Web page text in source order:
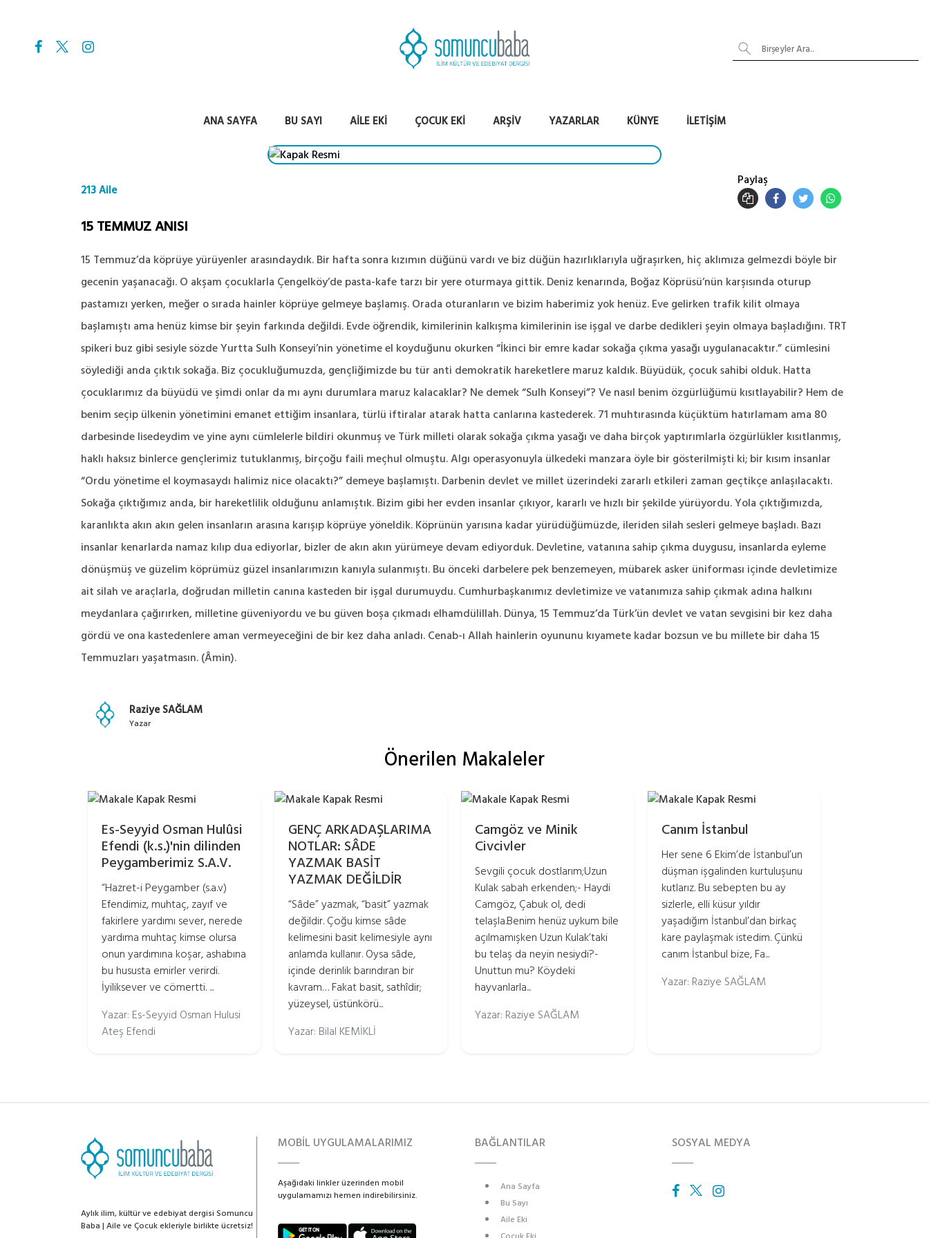
ANA SAYFA BU SAYI AILE EKI ÇOCUK EKI ARŞIV YAZARLAR KÜNYE İLETIŞIM
213 Aile
Paylaş
15 TEMMUZ ANISI
15 Temmuz’da köprüye yürüyenler arasındaydık. Bir hafta sonra kızımın düğünü vardı ve biz düğün hazırlıklarıyla uğraşırken, hiç aklımıza gelmezdi böyle bir
gecenin yaşanacağı. O akşam çocuklarla Çengelköy’de pasta-kafe tarzı bir yere oturmaya gittik. Deniz kenarında, Boğaz Köprüsü’nün karşısında oturup
pastamızı yerken, meğer o sırada hainler köprüye gelmeye başlamış. Orada oturanların ve bizim haberimiz yok henüz. Eve gelirken trafik kilit olmaya
başlamıştı ama henüz kimse bir şeyin farkında değildi. Evde öğrendik, kimilerinin kalkışma kimilerinin ise işgal ve darbe dedikleri şeyin olmaya başladığını. TRT
spikeri buz gibi sesiyle sözde Yurtta Sulh Konseyi’nin yönetime el koyduğunu okurken “İkinci bir emre kadar sokağa çıkma yasağı uygulanacaktır.” cümlesini
söylediği anda çıktık sokağa. Biz çocukluğumuzda, gençliğimizde bu tür anti demokratik hareketlere maruz kaldık. Büyüdük, çocuk sahibi olduk. Hatta
çocuklarımız da büyüdü ve şimdi onlar da mı aynı durumlara maruz kalacaklar? Ne demek “Sulh Konseyi”? Ve nasıl benim özgürlüğümü kısıtlayabilir? Hem de
benim seçip ülkenin yönetimini emanet ettiğim insanlara, türlü iftiralar atarak hatta canlarına kastederek. 71 muhtırasında küçüktüm hatırlamam ama 80
darbesinde lisedeydim ve yine aynı cümlelerle bildiri okunmuş ve Türk milleti olarak sokağa çıkma yasağı ve daha birçok yaptırımlarla özgürlükler kısıtlanmış,
haklı haksız binlerce gençlerimiz tutuklanmış, birçoğu faili meçhul olmuştu. Algı operasyonuyla ülkedeki manzara öyle bir gösterilmişti ki; bir kısım insanlar
“Ordu yönetime el koymasaydı halimiz nice olacaktı?” demeye başlamıştı. Darbenin devlet ve millet üzerindeki zararlı etkileri zaman geçtikçe anlaşılacaktı.
Sokağa çıktığımız anda, bir hareketlilik olduğunu anlamıştık. Bizim gibi her evden insanlar çıkıyor, kararlı ve hızlı bir şekilde yürüyordu. Yola çıktığımızda,
karanlıkta akın akın gelen insanların arasına karışıp köprüye yöneldik. Köprünün yarısına kadar yürüdüğümüzde, ileriden silah sesleri gelmeye başladı. Bazı
insanlar kenarlarda namaz kılıp dua ediyorlar, bizler de akın akın yürümeye devam ediyorduk. Devletine, vatanına sahip çıkma duygusu, insanlarda eyleme
dönüşmüş ve güzelim köprümüz güzel insanlarımızın kanıyla sulanmıştı. Bu önceki darbelere pek benzemeyen, mübarek asker üniforması içinde devletimize
ait silah ve araçlarla, doğrudan milletin canına kasteden bir işgal durumuydu. Cumhurbaşkanımız devletimize ve vatanımıza sahip çıkmak adına halkını
meydanlara çağırırken, milletine güveniyordu ve bu güven boşa çıkmadı elhamdülillah. Dünya, 15 Temmuz’da Türk’ün devlet ve vatan sevgisini bir kez daha
gördü ve ona kastedenlere aman vermeyeceğini de bir kez daha anladı. Cenab-ı Allah hainlerin oyununu kıyamete kadar bozsun ve bu millete bir daha 15
Temmuzları yaşatmasın. (Âmin).
Raziye SAĞLAM
Yazar
Önerilen Makaleler
Es-Seyyid Osman Hulûsi
Efendi (k.s.)'nin dilinden
Peygamberimiz S.A.V.
“Hazret-i Peygamber (s.a.v)
Efendimiz, muhtaç, zayıf ve
fakirlere yardımı sever, nerede
yardıma muhtaç kimse olursa
onun yardımına koşar, ashabına
bu hususta emirler verirdi.
İyiliksever ve cömertti. ...
Yazar: Es-Seyyid Osman Hulusi
Ateş Efendi
GENÇ ARKADAŞLARIMA
NOTLAR: SÂDE
YAZMAK BASİT
YAZMAK DEĞİLDİR
“Sâde” yazmak, “basit” yazmak
değildir. Çoğu kimse sâde
kelimesini basit kelimesiyle aynı
anlamda kullanır. Oysa sâde,
içinde derinlik barındıran bir
kavram… Fakat basit, sathîdir;
yüzeysel, üstünkörü...
Yazar: Bilal KEMİKLİ
Camgöz ve Minik
Civcivler
Sevgili çocuk dostlarım;Uzun
Kulak sabah erkenden;- Haydi
Camgöz, Çabuk ol, dedi
telaşla.Benim henüz uykum bile
açılmamışken Uzun Kulak’taki
bu telaş da neyin nesiydi?-
Unuttun mu? Köydeki
hayvanlarla...
Yazar: Raziye SAĞLAM
Canım İstanbul
Her sene 6 Ekim’de İstanbul’un
düşman işgalinden kurtuluşunu
kutlarız. Bu sebepten bu ay
sizlerle, elli küsur yıldır
yaşadığım İstanbul’dan birkaç
kare paylaşmak istedim. Çünkü
canım İstanbul bize, Fa...
Yazar: Raziye SAĞLAM
Aylık ilim, kültür ve edebiyat dergisi Somuncu
Baba | Aile ve Çocuk ekleriyle birlikte ücretsiz!
MOBİL UYGULAMALARIMIZ
Aşağıdaki linkler üzerinden mobil
uygulamamızı hemen indirebilirsiniz.
BAĞLANTILAR
Ana Sayfa
Bu Sayı
Aile Eki
SOSYAL MEDYA